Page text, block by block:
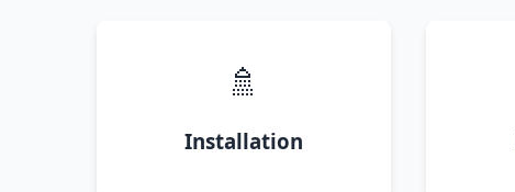
🚿
Installation